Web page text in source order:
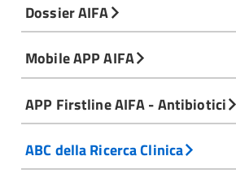
Dossier AIFA
Mobile APP AIFA
APP Firstline AIFA - Antibiotici
ABC della Ricerca Clinica